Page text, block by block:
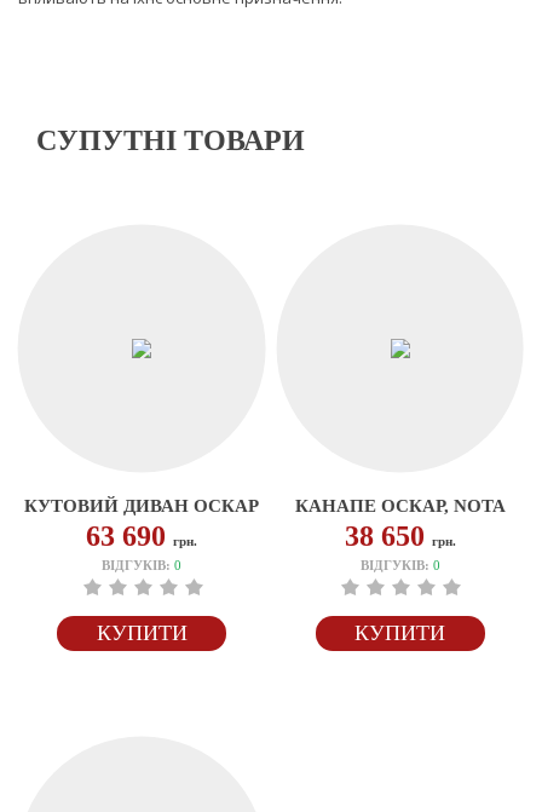
СУПУТНІ ТОВАРИ
КУТОВИЙ ДИВАН ОСКАР
63 690грн.
ВІДГУКІВ:0
КУПИТИ
КАНАПЕ ОСКАР, NOTA
38 650 грн.
ВІДГУКІВ: 0
КУПИТИ